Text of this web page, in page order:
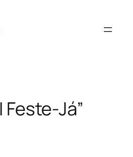
Feste-Já”